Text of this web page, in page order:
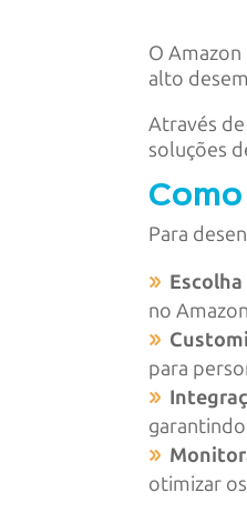
O
alto
Através
soluções
Para
no
para
otimizar